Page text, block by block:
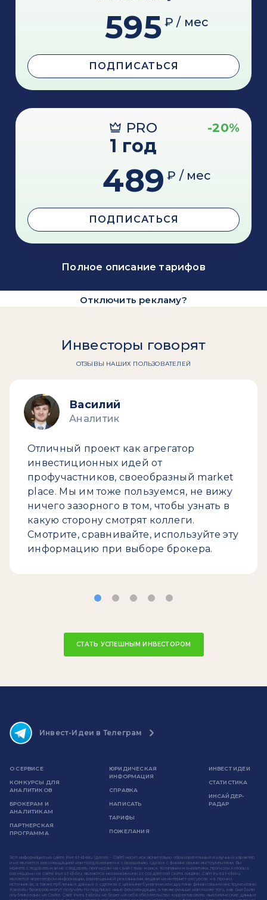
595 ₽ / мес
ПОДПИСАТЬСЯ
PRO -20%
1 год
489 ₽ / мес
ПОДПИСАТЬСЯ
Полное описание тарифов
Отключить рекламу?
Инвесторы говорят
ОТЗЫВЫ НАШИХ ПОЛЬЗОВАТЕЛЕЙ
Василий
Аналитик
Отличный проект как агрегатор
инвестиционных идей от
профучастников, своеобразный market
place. Мы им тоже пользуемся, не вижу
ничего зазорного в том, чтобы узнать в
какую сторону смотрят коллеги.
Смотрите, сравнивайте, используйте эту
информацию при выборе брокера.
СТАТЬ УСПЕШНЫМ ИНВЕСТОРОМ
Инвест-Идеи в Телеграм
О СЕРВИСЕ
КОНКУРСЫ ДЛЯ
АНАЛИТИКОВ
БРОКЕРАМ И
АНАЛИТИКАМ
ПАРТНЕРСКАЯ
ПРОГРАММА
ЮРИДИЧЕСКАЯ
ИНФОРМАЦИЯ
СПРАВКА
НАПИСАТЬ
ТАРИФЫ
ПОЖЕЛАНИЯ
ИНВЕСТ ИДЕИ
СТАТИСТИКА
ИНСАЙДЕР-
РАДАР
Вся информация на сайте invest-idei.ru (далее - Сайт) носит исключительно образовательный и научный характер
и не является рекомендацией или предложением к совершению сделок с финансовыми инструментами. Вы
можете следовать или не следовать прогнозам на свой страх и риск. Компании и аналитики, прогнозы которых
размещены на сайте invest-idei.ru, являются независимыми от создателей сайта лицами. Сайт invest-idei.ru
является агрегатором информации, размещенной указанными лицами на интернет-ресурсах и в прочих
источниках, а также публичных данных о сделках с ценными бумагами или другими финансовыми инструментами.
Клиенты брокеров могут получать по подписке иные рекомендации, а также раньше или позже того, как они были
опубликованы на Сайте. Сайт invest-idei.ru не берет на себя обязательство корректировать аналитические данные